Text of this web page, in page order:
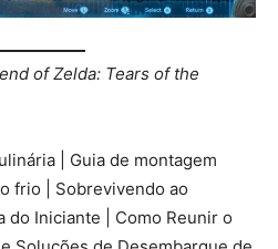
of Zelda: Tears of the
| Guia de montagem
frio | Sobrevivendo ao
do Iniciante | Como Reunir o